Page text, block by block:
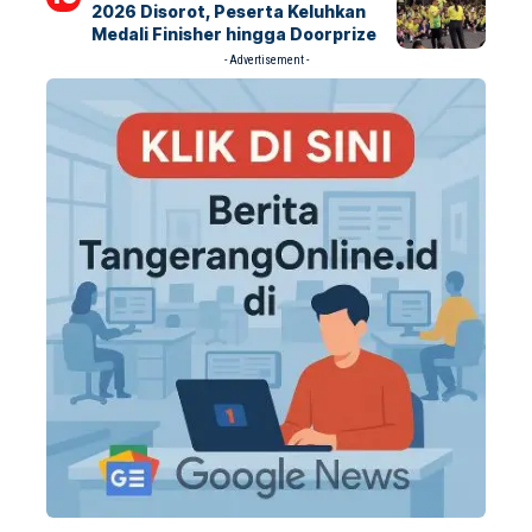
2026 Disorot, Peserta Keluhkan
Medali Finisher hingga Doorprize
- Advertisement -